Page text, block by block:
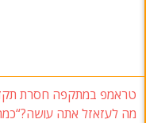
טראמפ במתקפה חסרת
מה לעזאזל אתה